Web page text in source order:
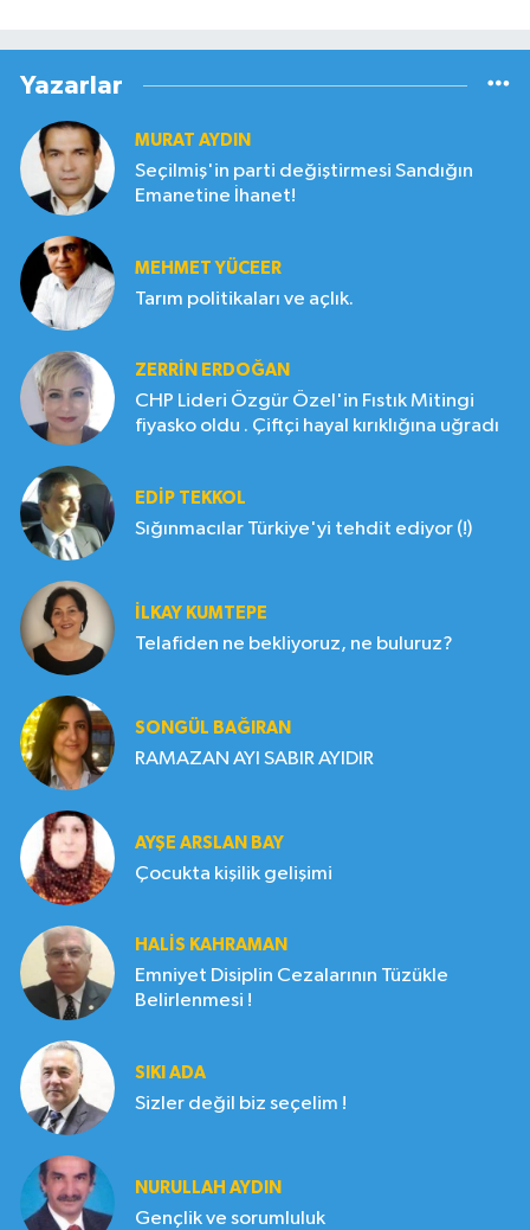
Yazarlar
MURAT AYDIN
Seçilmiş'in parti değiştirmesi Sandığın
Emanetine İhanet!
MEHMET YÜCEER
Tarım politikaları ve açlık.
ZERRIN ERDOĞAN
CHP Lideri Özgür Özel'in Fıstık Mitingi
fiyasko oldu . Çiftçi hayal kırıklığına uğradı
EDIP TEKKOL
Sığınmacılar Türkiye'yi tehdit ediyor (!)
İLKAY KUMTEPE
Telafiden ne bekliyoruz, ne buluruz?
SONGÜL BAĞIRAN
RAMAZAN AYI SABIR AYIDIR
AYŞE ARSLAN BAY
Çocukta kişilik gelişimi
HALIS KAHRAMAN
Emniyet Disiplin Cezalarının Tüzükle
Belirlenmesi !
SIKI ADA
Sizler değil biz seçelim !
NURULLAH AYDIN
Gençlik ve sorumluluk